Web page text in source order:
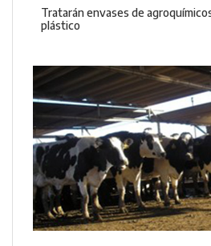
Tratarán envases de
plástico